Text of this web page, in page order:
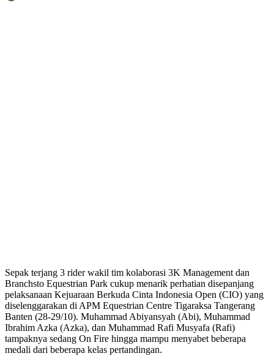
Sepak terjang 3 rider wakil tim kolaborasi 3K Management dan
Branchsto Equestrian Park cukup menarik perhatian disepanjang
pelaksanaan Kejuaraan Berkuda Cinta Indonesia Open (CIO) yang
diselenggarakan di APM Equestrian Centre Tigaraksa Tangerang
Banten (28-29/10). Muhammad Abiyansyah (Abi), Muhammad
Ibrahim Azka (Azka), dan Muhammad Rafi Musyafa (Rafi)
tampaknya sedang On Fire hingga mampu menyabet beberapa
medali dari beberapa kelas pertandingan.